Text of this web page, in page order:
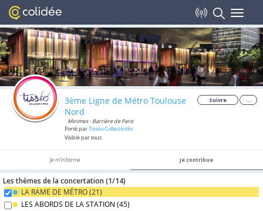
Toggle
3ème Ligne de Métro Toulouse
Nord
Minimes - Barrière de Paris
Porté parTisséo Collectivités
Visible par tous
Suivre ...
Je m'informe Je contribue
Les thèmes de la concertation (1/14)
LA RAME DE MÉTRO (21)
LES ABORDS DE LA STATION (45)